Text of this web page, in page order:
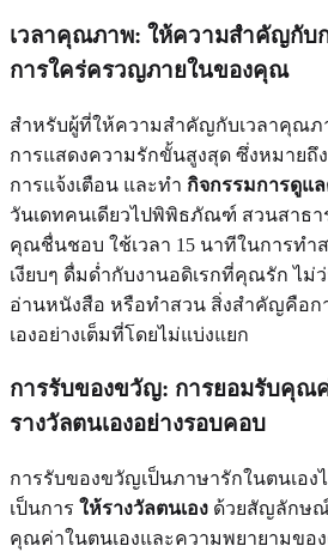
เวลาคุณภาพ: ให้ความสำคัญกับ
การใคร่ครวญภายในของคุณ
สำหรับผู้ที่ให้ความสำคัญกับเวลาคุณภ
การแสดงความรักขั้นสูงสุด ซึ่งหมายถึ
การแจ้งเตือน และทำ กิจกรรมการดูแ
วันเดทคนเดียวไปพิพิธภัณฑ์ สวนสาธ
คุณชื่นชอบ ใช้เวลา 15 นาทีในการทำ
เงียบๆ ดื่มด่ำกับงานอดิเรกที่คุณรัก ไม่
อ่านหนังสือ หรือทำสวน สิ่งสำคัญคือก
เองอย่างเต็มที่โดยไม่แบ่งแยก
การรับของขวัญ: การยอมรับคุณ
รางวัลตนเองอย่างรอบคอบ
การรับของขวัญเป็นภาษารักในตนเอง
เป็นการ ให้รางวัลตนเอง ด้วยสัญลักษณ์
คุณค่าในตนเองและความพยายามขอ